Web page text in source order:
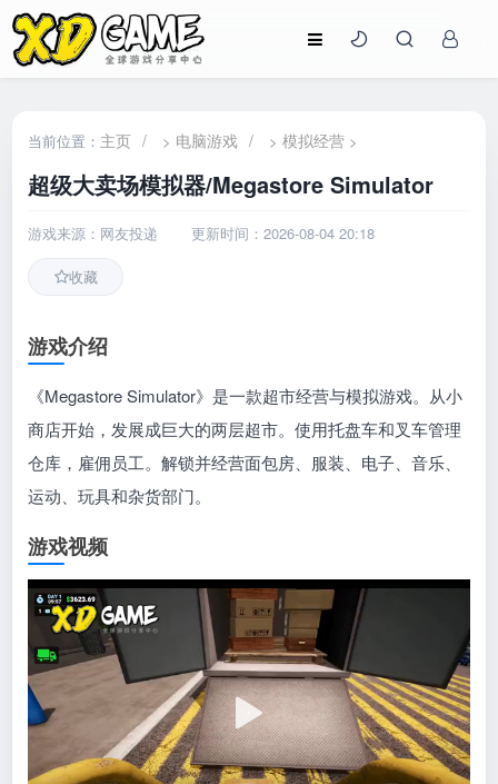
当前位置： 主页 / > 电脑游戏 / >模拟经营 >
超级大卖场模拟器/Megastore Simulator
游戏来源：网友投递 更新时间：2026-08-04 20:18
收藏
游戏介绍
《Megastore Simulator》是一款超市经营与模拟游戏。从小
商店开始，发展成巨大的两层超市。使用托盘车和叉车管理
仓库，雇佣员工。解锁并经营面包房、服装、电子、音乐、
运动、玩具和杂货部门。
游戏视频